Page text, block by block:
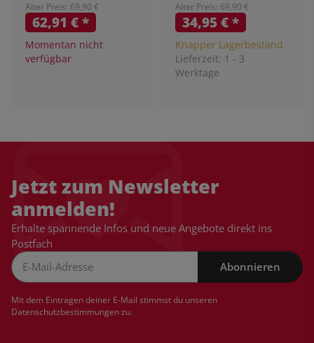
Alter Preis: 69,90 €
62,91 €*
Momentan nicht
verfügbar
Alter Preis: 69,90 €
34,95 €*
Knapper Lagerbestand
Lieferzeit: 1 - 3
Werktage
Jetzt zum Newsletter
anmelden!
Erhalte spannende Infos und neue Angebote direkt ins
Postfach
Abonnieren
Mit dem Eintragen deiner E-Mail stimmst du unseren
Datenschutzbestimmungenzu.